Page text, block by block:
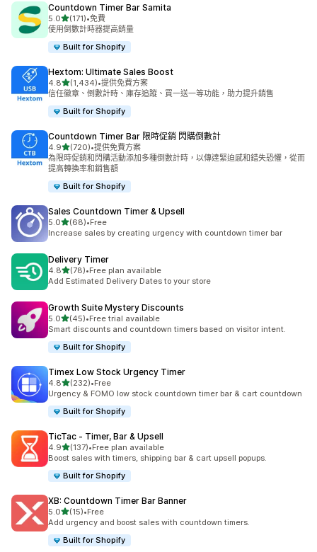
Countdown Timer Bar Samita
5.0滿分 5 顆星
(171)
共有 171 則評價
•免費
使用倒數計時器提高銷量
Built for Shopify
Hextom: Ultimate Sales Boost
4.8滿分 5 顆星
(1,434)
共有 1434 則評價
•提供免費方案
信任徽章、倒數計時、庫存追蹤、買一送一等功能，助力提升銷售
Built for Shopify
Countdown Timer Bar 限時促銷 閃購倒數計
4.9滿分 5 顆星
(720)
共有 720 則評價
•提供免費方案
為限時促銷和閃購活動添加多種倒數計時，以傳達緊迫感和錯失恐懼，從而
提高轉換率和銷售額
Built for Shopify
Sales Countdown Timer & Upsell
5.0滿分 5 顆星
(68)
共有 68 則評價
•Free
Increase sales by creating urgency with countdown timer bar
Delivery Timer
4.8滿分 5 顆星
(78)
共有 78 則評價
•Free plan available
Add Estimated Delivery Dates to your store
Growth Suite Mystery Discounts
5.0滿分 5 顆星
(45)
共有 45 則評價
•Free trial available
Smart discounts and countdown timers based on visitor intent.
Built for Shopify
Timex Low Stock Urgency Timer
4.8滿分 5 顆星
(232)
共有 232 則評價
•Free
Urgency & FOMO low stock countdown timer bar & cart countdown
Built for Shopify
TicTac ‑ Timer, Bar & Upsell
4.9滿分 5 顆星
(137)
共有 137 則評價
•Free plan available
Boost sales with timers, shipping bar & cart upsell popups.
Built for Shopify
XB: Countdown Timer Bar Banner
5.0滿分 5 顆星
(15)
共有 15 則評價
•Free
Add urgency and boost sales with countdown timers.
Built for Shopify